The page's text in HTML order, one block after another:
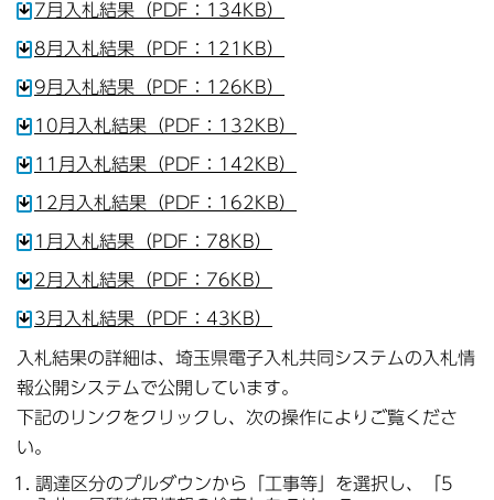
7月入札結果（PDF：134KB）
8月入札結果（PDF：121KB）
9月入札結果（PDF：126KB）
10月入札結果（PDF：132KB）
11月入札結果（PDF：142KB）
12月入札結果（PDF：162KB）
1月入札結果（PDF：78KB）
2月入札結果（PDF：76KB）
3月入札結果（PDF：43KB）
入札結果の詳細は、埼玉県電子入札共同システムの入札情
報公開システムで公開しています。
下記のリンクをクリックし、次の操作によりご覧くださ
い。
調達区分のプルダウンから「工事等」を選択し、「5